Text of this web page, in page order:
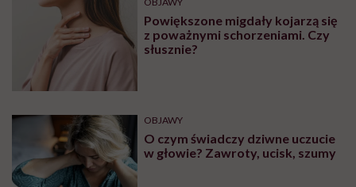
Powiększone migdały kojarzą się
z poważnymi schorzeniami. Czy
słusznie?
OBJAWY
O czym świadczy dziwne uczucie
w głowie? Zawroty, ucisk, szumy